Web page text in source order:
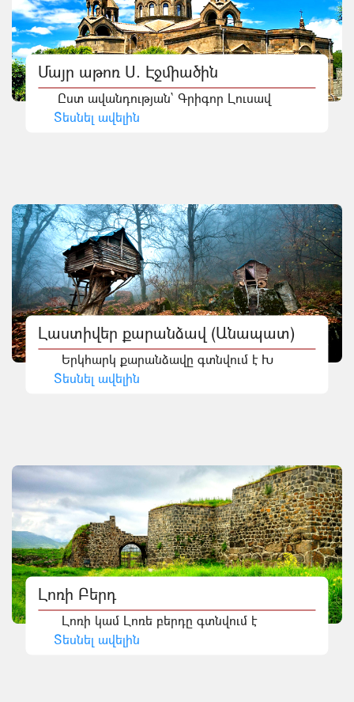
Մայր աթոռ Ս. Էջմիածին
Ըստ ավանդության` Գրիգոր Լուսավ
Տեսնել ավելին
Լաստիվեր քարանձավ (Անապատ)
Երկհարկ քարանձավը գտնվում է Խ
Տեսնել ավելին
Լոռի Բերդ
Լոռի կամ Լոռե բերդը գտնվում է
Տեսնել ավելին